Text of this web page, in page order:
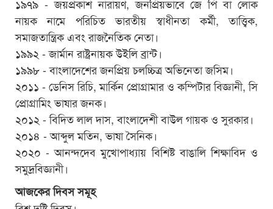
১৯৭৯ - জয়প্রকাশ নারায়ণ, জনপ্রিয়ভাবে জে পি বা লোক
নায়ক নামে পরিচিত ভারতীয় স্বাধীনতা কর্মী, তাত্ত্বিক,
সমাজতান্ত্রিক এবং রাজনৈতিক নেতা।
১৯৯২ - জার্মান রাষ্ট্রনায়ক উইলি ব্রান্ট।
১৯৯৮ - বাংলাদেশের জনপ্রিয় চলচ্চিত্র অভিনেতা জসিম।
২০১১ - ডেনিস রিচি, মার্কিন প্রোগ্রামার ও কম্পিটার বিজ্ঞানী, সি
প্রোগ্রামিং ভাষার জনক।
২০১২ - বিদিত লাল দাস, বাংলাদেশী বাউল গায়ক ও সুরকার।
২০১৪ - আব্দুল মতিন, ভাষা সৈনিক।
২০২০ - আনন্দদেব মুখোপাধ্যায় বিশিষ্ট বাঙালি শিক্ষাবিদ ও
সমুদ্রবিজ্ঞানী।
আজকের দিবস সমূহ